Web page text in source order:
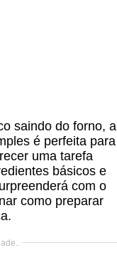
saindo do forno, a
é perfeita para
uma tarefa
básicos e
com o
como preparar